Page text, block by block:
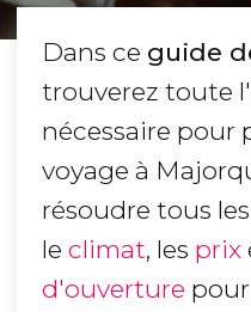
Dans ce guide
trouverez toute
nécessaire pour
voyage à
résoudre tous
le climat, les prix
d'ouverture